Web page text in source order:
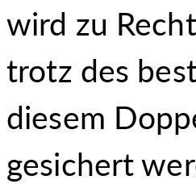
wird zu
trotz des
diesem
gesichert